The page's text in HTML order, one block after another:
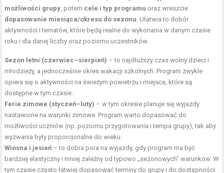
możliwości grupy , potem cele i typ programu oraz wreszcie
dopasowanie miesiąca/okresu do sezonu . Ułatwia to dobór
aktywności i tematów, które będą realne do wykonania w danym czasie
roku i dla danej liczby oraz poziomu uczestników.
Sezon letni (czerwiec–sierpień) – to najdłuższy czas wolny dzieci i
młodzieży, a jednocześnie okres wakacji szkolnych. Program zwykle
opiera się o aktywności na świeżym powietrzu i miejsca, które są
dostępne w tym czasie.
Ferie zimowe (styczeń–luty) – w tym okresie planuje się wyjazdy
nastawione na warunki zimowe. Program warto dopasować do
możliwości uczniów (np. poziomu przygotowania i tempa grupy), tak aby
wyzwania były proporcjonalne do wieku.
Wiosna i jesień – to dobra pora na wyjazdy, gdy program ma być
bardziej elastyczny i mniej zależny od typowo „sezonowych” warunków. W
tym czasie często łatwiej dopasować terminy do grupy i do dostępności